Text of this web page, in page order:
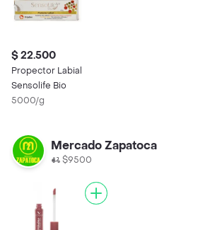
$ 22.500
Propector Labial
Sensolife Bio
5000/g
Mercado Zapatoca
$9500